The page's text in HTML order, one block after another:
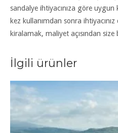
sandalye ihtiyacınıza göre
kez kullanımdan sonra
kiralamak, maliyet açısından size
İlgili ürünler